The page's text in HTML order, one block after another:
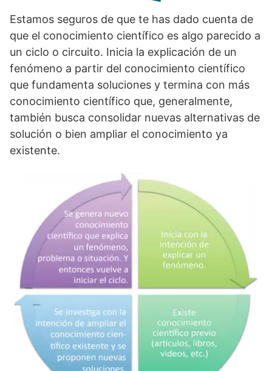
Estamos seguros de que te has dado cuenta de
que el conocimiento científico es algo parecido a
un ciclo o circuito. Inicia la explicación de un
fenómeno a partir del conocimiento científico
que fundamenta soluciones y termina con más
conocimiento científico que, generalmente,
también busca consolidar nuevas alternativas de
solución o bien ampliar el conocimiento ya
existente.